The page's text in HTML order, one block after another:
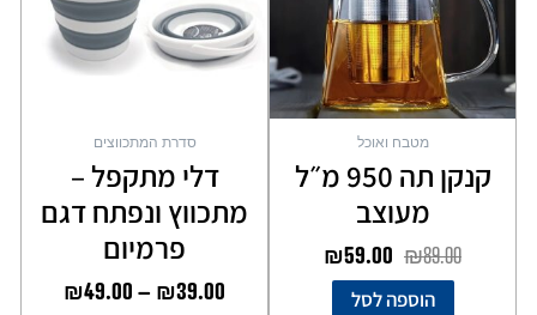
מטבח ואוכל
קנקן תה 950 מ״ל
מעוצב
₪89.00
₪59.00
הוספה לסל
סדרת המתכווצים
דלי מתקפל –
מתכווץ ונפתח דגם
פרמיום
₪39.00
–
₪49.00
ניתן
לבחור
את